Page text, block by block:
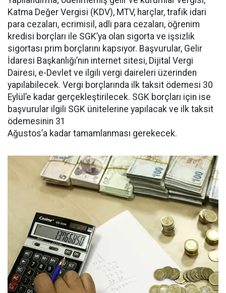
Katma Değer Vergisi (KDV), MTV, harçlar, trafik idari
para cezaları, ecrimisil, adli para cezaları, öğrenim
kredisi borçları ile SGK’ya olan sigorta ve işsizlik
sigortası prim borçlarını kapsıyor. Başvurular, Gelir
İdaresi Başkanlığı’nın internet sitesi, Dijital Vergi
Dairesi, e-Devlet ve ilgili vergi daireleri üzerinden
yapılabilecek. Vergi borçlarında ilk taksit ödemesi 30
Eylül’e kadar gerçekleştirilecek. SGK borçları için ise
başvurular ilgili SGK ünitelerine yapılacak ve ilk taksit
ödemesinin 31
Ağustos’a kadar tamamlanması gerekecek.